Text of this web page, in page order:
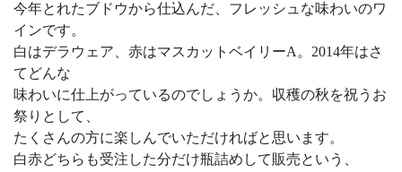
今年とれたブドウから仕込んだ、フレッシュな味わいのワ
インです。
白はデラウェア、赤はマスカットベイリーA。2014年はさ
てどんな
味わいに仕上がっているのでしょうか。収穫の秋を祝うお
祭りとして、
たくさんの方に楽しんでいただければと思います。
白赤どちらも受注した分だけ瓶詰めして販売という、